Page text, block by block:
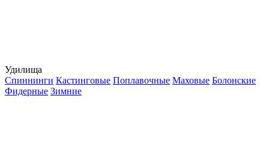
Удилища
Спиннинги Кастинговые Поплавочные Маховые Болонские
Фидерные Зимние